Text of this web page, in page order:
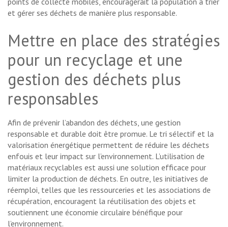
et gérer ses déchets de manière plus responsable.
Mettre en place des stratégies
pour un recyclage et une
gestion des déchets plus
responsables
Afin de prévenir l’abandon des déchets, une gestion
responsable et durable doit être promue. Le tri sélectif et la
valorisation énergétique permettent de réduire les déchets
enfouis et leur impact sur l’environnement. L’utilisation de
matériaux recyclables est aussi une solution efficace pour
limiter la production de déchets. En outre, les initiatives de
réemploi, telles que les ressourceries et les associations de
récupération, encouragent la réutilisation des objets et
soutiennent une économie circulaire bénéfique pour
l’environnement.